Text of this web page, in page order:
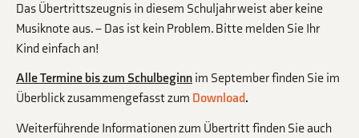
Das Übertrittszeugnis in diesem Schuljahr weist aber keine
Musiknote aus. – Das ist kein Problem. Bitte melden Sie Ihr
Kind einfach an!
Alle Termine bis zum Schulbeginn im September finden Sie im
Überblick zusammengefasst zum Download.
Weiterführende Informationen zum Übertritt finden Sie auch